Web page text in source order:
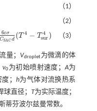
（1）
（2）
6εσ
CSACd (T 4 − T 4
sur )
(T4-Ts ur4 ) （3）
量； Vdroplet为微滴的体
v0为初始喷射速度；A为
； h为气体对流换热系
球直径；T为实际温度；
蒂芬波尔兹曼常数。